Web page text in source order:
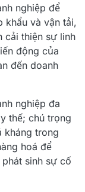
nghiệp để
khẩu và vận tải,
cải thiện sự linh
động của
đến doanh
nghiệp đa
thế; chú trọng
kháng trong
hoá để
sinh sự cố